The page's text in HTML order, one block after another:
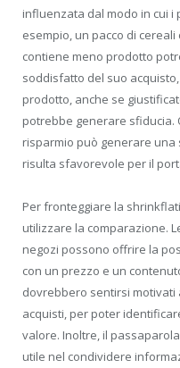
influenzata dal modo in cui
esempio, un pacco di
contiene meno prodotto
soddisfatto del suo
prodotto, anche se
potrebbe generare sfiducia.
risparmio può generare una
risulta sfavorevole per il
Per fronteggiare la
utilizzare la comparazione.
negozi possono offrire la
con un prezzo e un
dovrebbero sentirsi motivati
acquisti, per poter
valore. Inoltre, il
utile nel condividere